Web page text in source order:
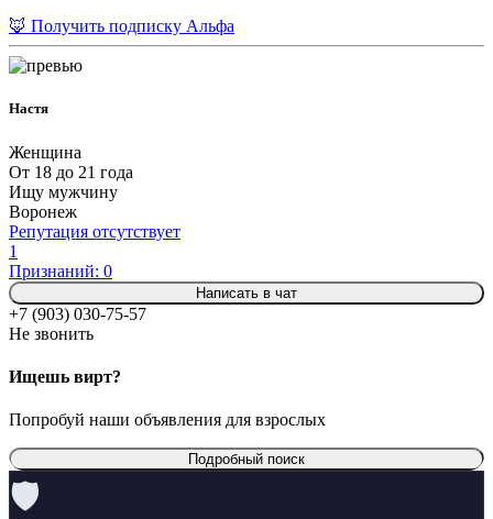
🦊 Получить подписку Альфа
Настя
Женщина
От 18 до 21 года
Ищу мужчину
Воронеж
Репутация отсутствует
1
Признаний: 0
Написать в чат
+7 (903) 030-75-57
Не звонить
Ищешь вирт?
Попробуй наши объявления для взрослых
Подробный поиск
🛡